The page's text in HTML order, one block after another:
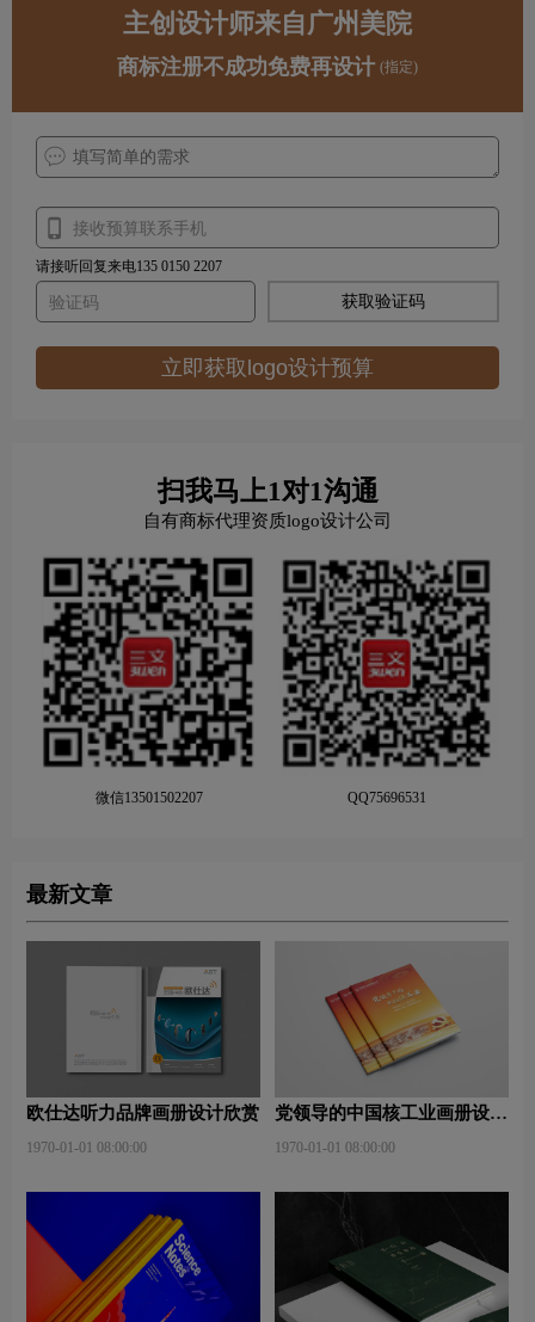
主创设计师来自广州美院
商标注册不成功免费再设计 (指定)
请接听回复来电135 0150 2207
获取验证码
立即获取logo设计预算
扫我马上1对1沟通
自有商标代理资质logo设计公司
微信13501502207 QQ75696531
最新文章
欧仕达听力品牌画册设计欣赏
1970-01-01 08:00:00
党领导的中国核工业画册设计
1970-01-01 08:00:00